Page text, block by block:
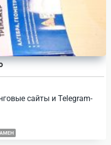
сайты и Telegram-